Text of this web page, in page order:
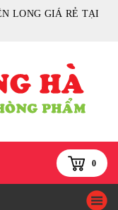
LONG GIÁ RẺ TẠI
0